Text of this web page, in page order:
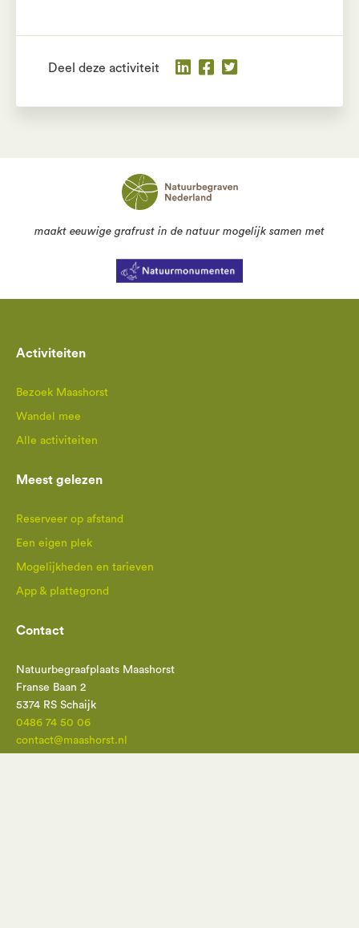
Deel deze activiteit
maakt eeuwige grafrust in de natuur mogelijk samen met
Activiteiten
Bezoek Maashorst
Wandel mee
Alle activiteiten
Meest gelezen
Reserveer op afstand
Een eigen plek
Mogelijkheden en tarieven
App & plattegrond
Contact
Natuurbegraafplaats Maashorst
Franse Baan 2
5374 RS Schaijk
0486 74 50 06
contact@maashorst.nl